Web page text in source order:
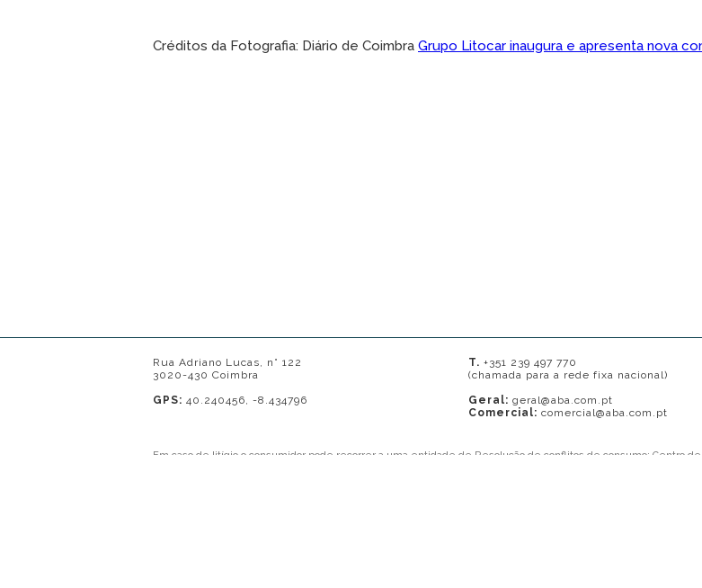
Créditos da Fotografia: Diário de Coimbra Grupo Litocar inaugura e apresenta nova
Rua Adriano Lucas, n° 122
3020-430 Coimbra
GPS: 40.240456, -8.434796
T. +351 239 497 770
(chamada para a rede fixa nacional)
Geral: geral@aba.com.pt
Comercial: comercial@aba.com.pt
Em caso de litígio o consumidor pode recorrer a uma entidade de Resolução de conflitos de consumo: Centro